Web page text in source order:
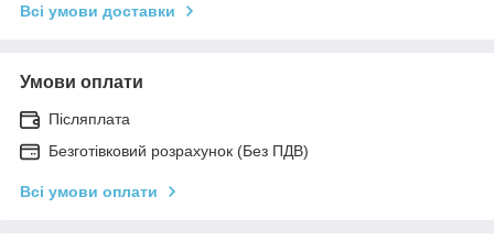
Всі умови доставки
Умови оплати
Післяплата
Безготівковий розрахунок (Без ПДВ)
Всі умови оплати